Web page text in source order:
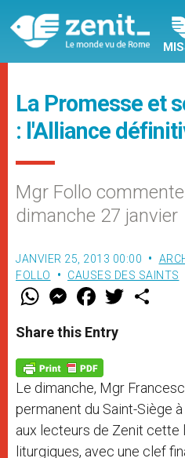
La Promesse et
: l'Alliance
Mgr Follo
dimanche 27 janvier
JANVIER 25, 2013 00:00
FOLLO
CAUSES DES SAINTS
W
t
s
p
p
M
e
s
e
g
e
r
F
a
e
b
o
k
w
Share this Entry
Le dimanche, Mgr
permanent du Saint-Siège à
aux lecteurs de Zenit
liturgiques, avec une clef